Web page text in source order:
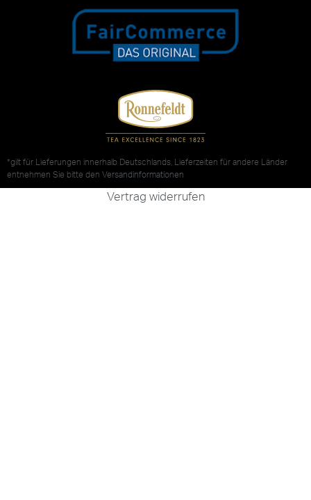
*gilt für Lieferungen innerhalb Deutschlands, Lieferzeiten für andere Länder
entnehmen Sie bitte den Versandinformationen
Vertrag widerrufen